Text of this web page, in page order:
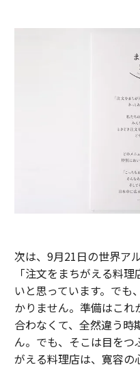
次は、9月21日の世界ア
「注文をまちがえる料
いと思っています。でも
かりません。準備はこれ
合わなくて、全然違う時
ん。でも、そこは目をつ
がえる料理店は、寛容の